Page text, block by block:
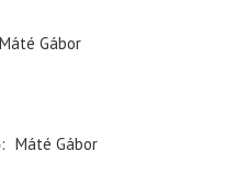
Máté Gábor
Máté Gábor